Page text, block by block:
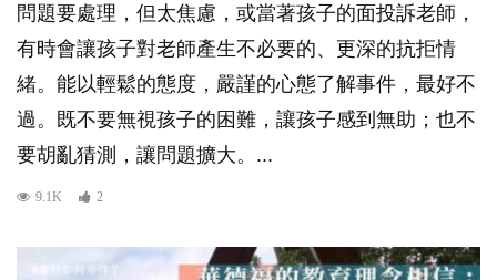
問題要處理，但太焦慮，或當著孩子的面投訴老師，
有時會讓孩子對老師產生不必要的、更深的抗拒情
緒。能以輕鬆的態度，嚴謹的心態了解事件，最好不
過。既不要無視孩子的困難，讓孩子感到無助；也不
要胡亂猜測，讓問題擴大。...
9.1K 2